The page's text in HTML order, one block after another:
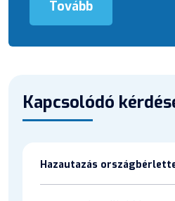
Tovább
Kapcsolódó
Hazautazás